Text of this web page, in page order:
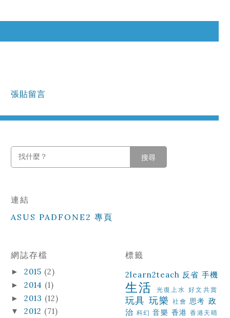
張貼留言
搜尋
連結
ASUS PADFONE2 專頁
網誌存檔
►2015 (2)
►2014 (1)
►2013 (12)
▼2012 (71)
標籤
2learn2teach 反省 手機
生活 光復上水 好文共賞
玩具 玩樂 社會 思考 政
治 科幻 音樂 香港 香港天晴